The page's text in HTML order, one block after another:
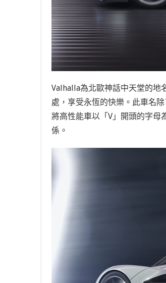
Valhalla為北歐神話中天堂的地
處，享受永恆的快樂。此車名
將高性能車以「V」開頭的字母
係。